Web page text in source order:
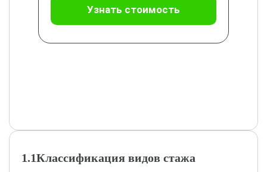
Узнать стоимость
1.1Классификация видов стажа